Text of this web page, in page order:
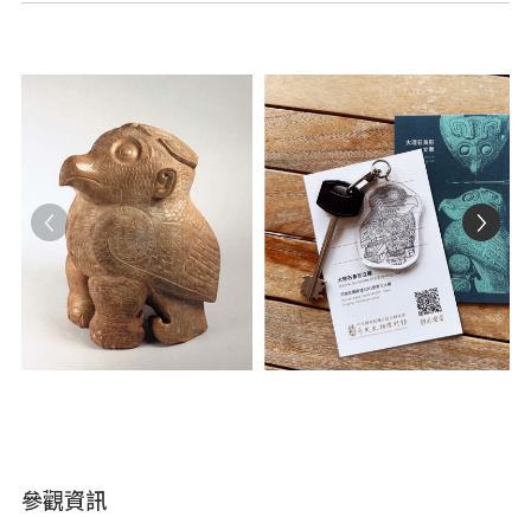
參觀資訊